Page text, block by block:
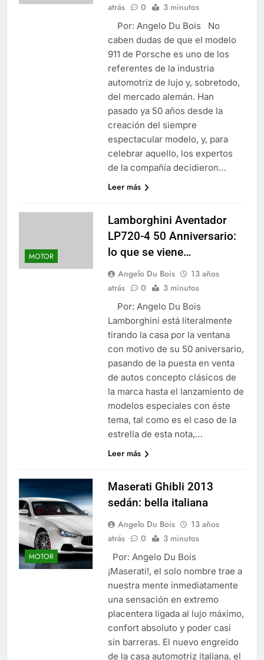
atrás
0 3 minutos
Por: Angelo Du Bois No
caben dudas de que el modelo
911 de Porsche es uno de los
referentes de la industria
automotriz de lujo y, sobretodo,
del mercado alemán. Han
pasado ya 50 años desde la
creación del siempre
espectacular modelo, y, para
celebrar aquello, los expertos
de la compañía decidieron…
Leer más
MOTOR
Lamborghini Aventador
LP720-4 50 Anniversario:
lo que se viene…
Angelo Du Bois
13 años
atrás
0 3 minutos
Por: Angelo Du Bois
Lamborghini está literalmente
tirando la casa por la ventana
con motivo de su 50 aniversario,
pasando de la puesta en venta
de autos concepto clásicos de
la marca hasta el lanzamiento de
modelos especiales con éste
tema, tal como es el caso de la
estrella de esta nota,…
Leer más
MOTOR
Maserati Ghibli 2013
sedán: bella italiana
Angelo Du Bois
13 años
atrás
0 3 minutos
Por: Angelo Du Bois
¡Maserati!, el solo nombre trae a
nuestra mente inmediatamente
una sensación en extremo
placentera ligada al lujo máximo,
confort absoluto y poder casi
sin barreras. El nuevo engreído
de la casa automotriz italiana, el